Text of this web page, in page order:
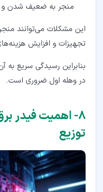
منجر به ضعیف شدن و
این مشکلات می‌توانند
تجهیزات و افزایش
بنابراین رسیدگی سریع به
در وهله اول ضروری است.
۸‏- اهمیت فیدر
توزیع